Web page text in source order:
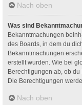
Nach oben
Was sind
Bekanntmachungen
des Boards, in dem du
Bekanntmachungen
erstellt wurden. Wie bei
Berechtigungen ab, ob
Die Berechtigungen
Nach oben